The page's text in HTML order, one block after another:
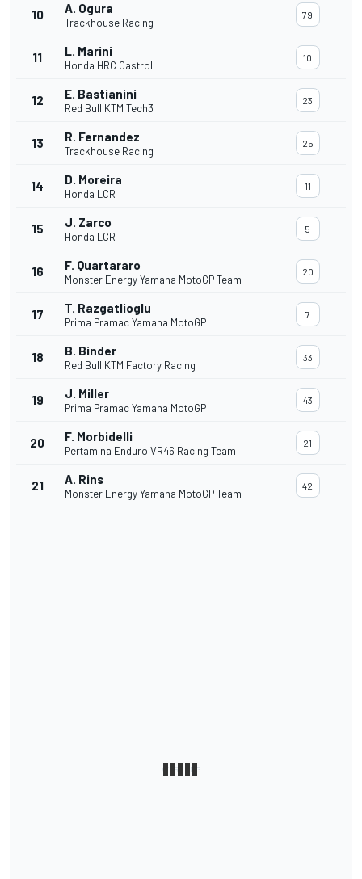
10 A. Ogura
Trackhouse Racing
79
11 L. Marini
Honda HRC Castrol
10
12 E. Bastianini
Red Bull KTM Tech3
23
13 R. Fernandez
Trackhouse Racing
25
14 D. Moreira
Honda LCR
11
15 J. Zarco
Honda LCR
5
16 F. Quartararo
Monster Energy Yamaha MotoGP Team
20
17 T. Razgatlioglu
Prima Pramac Yamaha MotoGP
7
18 B. Binder
Red Bull KTM Factory Racing
33
19 J. Miller
Prima Pramac Yamaha MotoGP
43
20 F. Morbidelli
Pertamina Enduro VR46 Racing Team
21
21 A. Rins
Monster Energy Yamaha MotoGP Team
42